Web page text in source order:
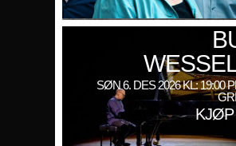
SØN 6. DES 2026 KL: 19:00
KJØP